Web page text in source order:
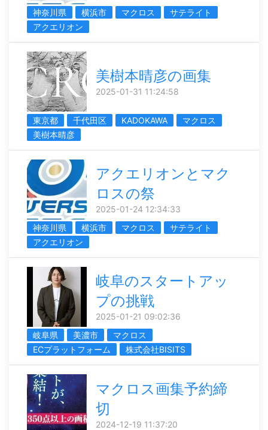
神奈川県
横浜市 マクロス
サテライト
アクエリオン
美樹本晴彦の画集
2025-01-31 11:24:58
東京都 千代田区 KADOKAWA
マクロス
美樹本晴彦
アクエリオンとマク
ロスの祭
2025-01-24 12:34:33
神奈川県
横浜市 マクロス
サテライト
アクエリオン
岐阜のスタートアッ
プの挑戦
2025-01-21 09:02:36
岐阜県
美濃市
マクロス
ECプラットフォーム
株式会社BISITS
マクロス画集予約締
切
2024-12-19 11:37:20